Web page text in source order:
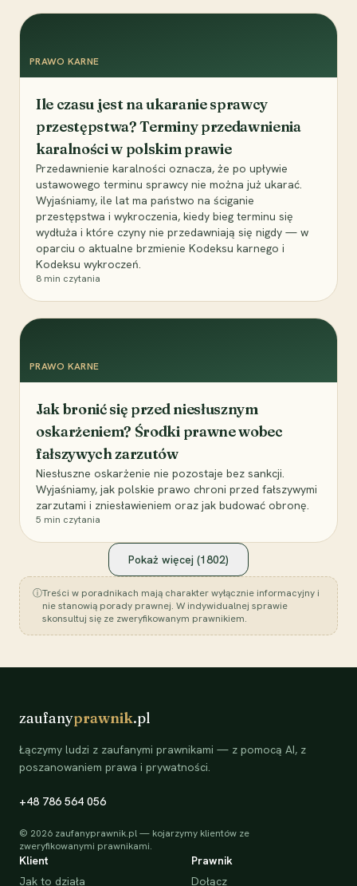
PRAWO KARNE
Ile czasu jest na ukaranie sprawcy
przestępstwa? Terminy przedawnienia
karalności w polskim prawie
Przedawnienie karalności oznacza, że po upływie
ustawowego terminu sprawcy nie można już ukarać.
Wyjaśniamy, ile lat ma państwo na ściganie
przestępstwa i wykroczenia, kiedy bieg terminu się
wydłuża i które czyny nie przedawniają się nigdy — w
oparciu o aktualne brzmienie Kodeksu karnego i
Kodeksu wykroczeń.
8 min czytania
PRAWO KARNE
Jak bronić się przed niesłusznym
oskarżeniem? Środki prawne wobec
fałszywych zarzutów
Niesłuszne oskarżenie nie pozostaje bez sankcji.
Wyjaśniamy, jak polskie prawo chroni przed fałszywymi
zarzutami i zniesławieniem oraz jak budować obronę.
5 min czytania
Pokaż więcej (1802)
ⓘTreści w poradnikach mają charakter wyłącznie informacyjny i
nie stanowią porady prawnej. W indywidualnej sprawie
skonsultuj się ze zweryfikowanym prawnikiem.
zaufanyprawnik.pl
Łączymy ludzi z zaufanymi prawnikami — z pomocą AI, z
poszanowaniem prawa i prywatności.
+48 786 564 056
© 2026 zaufanyprawnik.pl — kojarzymy klientów ze
zweryfikowanymi prawnikami.
Klient
Jak to działa
Prawnik
Dołącz